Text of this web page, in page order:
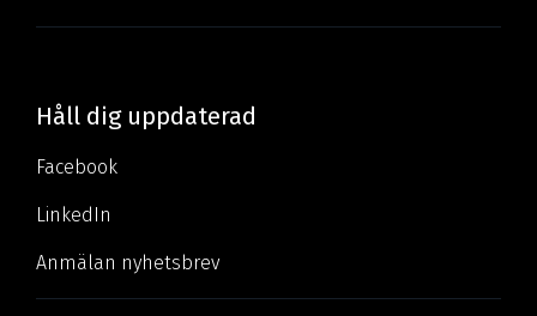
Håll dig uppdaterad
Facebook
LinkedIn
Anmälan nyhetsbrev